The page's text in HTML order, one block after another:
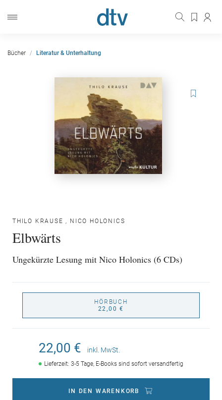
Bücher Literatur & Unterhaltung
THILO KRAUSE , NICO HOLONICS
Elbwärts
Ungekürzte Lesung mit Nico Holonics (6 CDs)
HÖRBUCH
22,00 €
22,00 € inkl. MwSt.
Lieferzeit: 3-5 Tage, E-Books sind sofort versandfertig
IN DEN WARENKORB